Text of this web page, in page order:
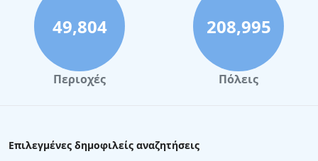
49,804
Περιοχές
208,995
Πόλεις
Επιλεγμένες δημοφιλείς αναζητήσεις